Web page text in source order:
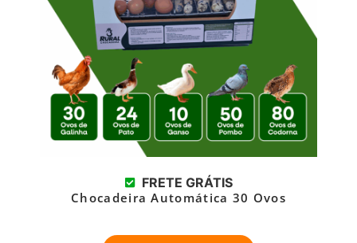
FRETE GRÁTIS
Chocadeira Automática 30 Ovos